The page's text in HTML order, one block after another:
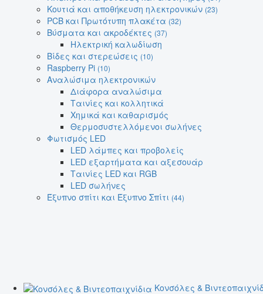
Κουτιά και αποθήκευση ηλεκτρονικών (23)
PCB και Πρωτότυπη πλακέτα (32)
Βύσματα και ακροδέκτες (37)
Ηλεκτρική καλωδίωση
Βίδες και στερεώσεις (10)
Raspberry Pi (10)
Αναλώσιμα ηλεκτρονικών
Διάφορα αναλώσιμα
Ταινίες και κολλητικά
Χημικά και καθαρισμός
Θερμοσυστελλόμενοι σωλήνες
Φωτισμός LED
LED λάμπες και προβολείς
LED εξαρτήματα και αξεσουάρ
Ταινίες LED και RGB
LED σωλήνες
Έξυπνο σπίτι και Έξυπνο Σπίτι (44)
Κονσόλες &